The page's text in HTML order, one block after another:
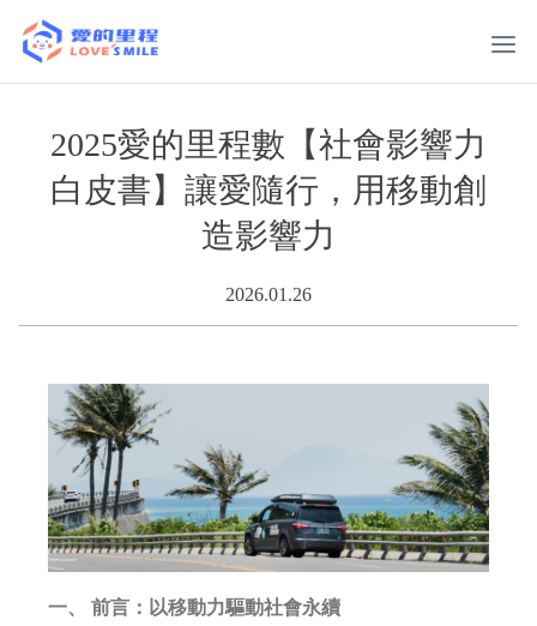
2025愛的里程數【社會影響力
白皮書】讓愛隨行，用移動創
造影響力
2026.01.26
一、 前言：以移動力驅動社會永續